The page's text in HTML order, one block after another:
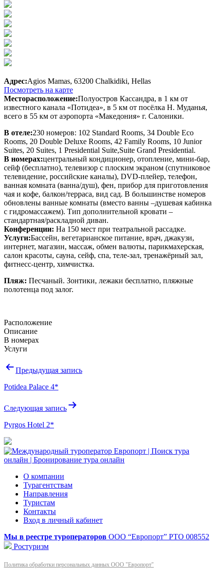
Адрес:Agios Mamas, 63200 Chalkidiki, Hellas
Посмотреть на карте
Месторасположение:Полуостров Кассандра, в 1 км от
известного канала «Потидеа», в 5 км от посёлка Н. Муданья,
всего в 55 км от аэропорта «Македония» г. Салоники.
В отеле:230 номеров: 102 Standard Rooms, 34 Double Eco
Rooms, 20 Double Deluxe Rooms, 42 Family Rooms, 10 Junior
Suites, 20 Suites, 1 Presidential Suite,Suite Grand Presidential.
В номерах:центральный кондиционер, отопление, мини-бар,
сейф (бесплатно), телевизор с плоским экраном (спутниковое
телевидение, российские каналы), DVD-плейер, телефон,
ванная комната (ванна/душ), фен, прибор для приготовления
чая и кофе, балкон/терраса, вид сад. В большинстве номеров
обновлены ванные комнаты (вместо ванны –душевая кабинка
с гидромассажем). Тип дополнительной кровати –
стандартная/раскладной диван.
Конференции: На 150 мест при театральной рассадке.
Услуги:Бассейн, вегетарианское питание, врач, джакузи,
интернет, магазин, массаж, обмен валюты, парикмахерская,
салон красоты, сауна, сейф, спа, теле-зал, тренажёрный зал,
фитнесс-центр, химчистка.
Пляж: Песчаный. Зонтики, лежаки бесплатно, пляжные
полотенца под залог.
Расположение
Описание
В номерах
Услуги
Навигация
записям
Предыдущая запись
Potidea Palace 4*
Следующая запись
Pyrgos Hotel 2*
О компании
Турагентствам
Направления
Туристам
Контакты
Вход в личный кабинет
Мы в реестре туроператоров ООО “Европорт” РТО 008552
Ростуризм
Политика обработки персональных данных ООО "Европорт"